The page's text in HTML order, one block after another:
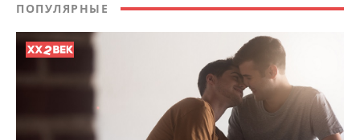
ПОПУЛЯРНЫЕ